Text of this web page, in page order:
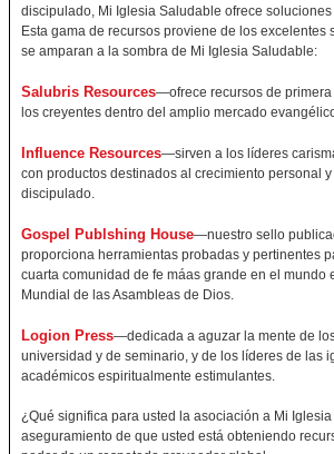
discipulado, Mi Iglesia Saludable ofrece
Esta gama de recursos proviene de los excelentes
se amparan a la sombra de Mi Iglesia Saludable:
Salubris Resources—ofrece recursos de
los creyentes dentro del amplio mercado
Influence Resources—sirven a los líderes
con productos destinados al crecimiento personal y
discipulado.
Gospel Publshing House—nuestro sello
proporciona herramientas probadas y pertinentes
cuarta comunidad de fe máas grande en el mundo
Mundial de las Asambleas de Dios.
Logion Press—dedicada a aguzar la mente de
universidad y de seminario, y de los líderes de las
académicos espiritualmente estimulantes.
¿Qué significa para usted la asociación a Mi
aseguramiento de que usted está obteniendo